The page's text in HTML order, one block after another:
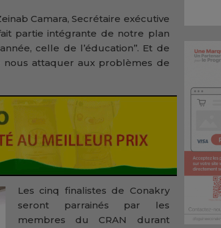
Camara, Secrétaire exécutive
partie intégrante de notre plan
celle de l’éducation’’. Et de
nous attaquer aux problèmes de
Les cinq finalistes de Conakry
seront parrainés par les
membres du CRAN durant